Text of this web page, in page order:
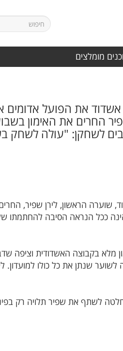
מומלצים
אשדוד את הפועל אדומים
החרים את האימון
לשחקן: "עולה לשחק
הראשון, לירן שפיר, החרים
ככל הנראה הסיבה להחתמתו
בקבוצה האשדודית וציפה
שנתן את כל כולו למועדון.
לשתף את שפיר תלויה רק